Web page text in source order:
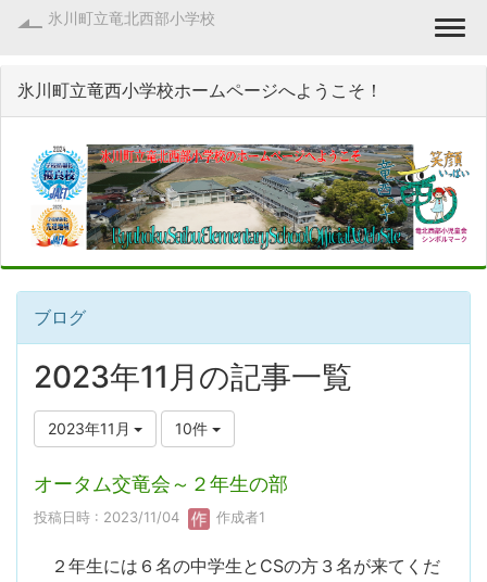
氷川町立竜北西部小学校
氷川町立竜西小学校ホームページへようこそ！
ブログ
2023年11月の記事一覧
2023年11月 10件
オータム交竜会～２年生の部
投稿日時 : 2023/11/04 作成者1
２年生には６名の中学生とCSの方３名が来てくだ